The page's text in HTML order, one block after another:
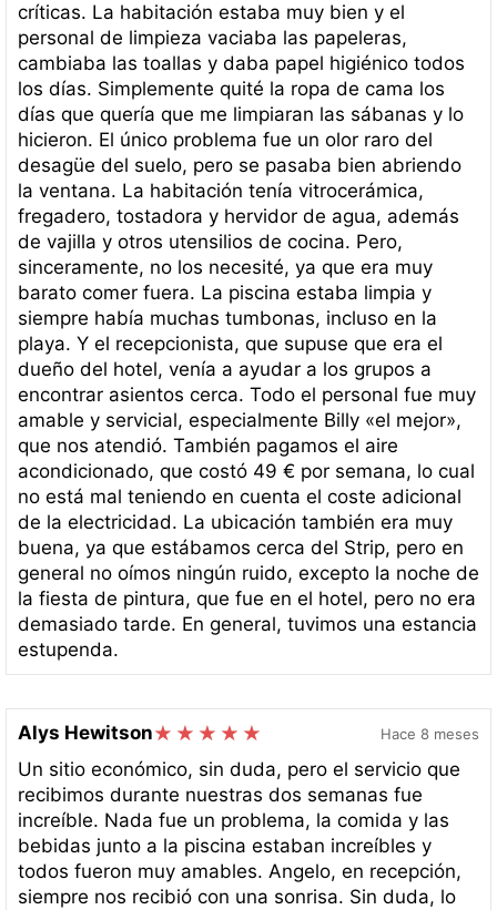
críticas. La habitación estaba muy bien y el
personal de limpieza vaciaba las papeleras,
cambiaba las toallas y daba papel higiénico todos
los días. Simplemente quité la ropa de cama los
días que quería que me limpiaran las sábanas y lo
hicieron. El único problema fue un olor raro del
desagüe del suelo, pero se pasaba bien abriendo
la ventana. La habitación tenía vitrocerámica,
fregadero, tostadora y hervidor de agua, además
de vajilla y otros utensilios de cocina. Pero,
sinceramente, no los necesité, ya que era muy
barato comer fuera. La piscina estaba limpia y
siempre había muchas tumbonas, incluso en la
playa. Y el recepcionista, que supuse que era el
dueño del hotel, venía a ayudar a los grupos a
encontrar asientos cerca. Todo el personal fue muy
amable y servicial, especialmente Billy «el mejor»,
que nos atendió. También pagamos el aire
acondicionado, que costó 49 € por semana, lo cual
no está mal teniendo en cuenta el coste adicional
de la electricidad. La ubicación también era muy
buena, ya que estábamos cerca del Strip, pero en
general no oímos ningún ruido, excepto la noche de
la fiesta de pintura, que fue en el hotel, pero no era
demasiado tarde. En general, tuvimos una estancia
estupenda.
Alys Hewitson Hace 8 meses
Un sitio económico, sin duda, pero el servicio que
recibimos durante nuestras dos semanas fue
increíble. Nada fue un problema, la comida y las
bebidas junto a la piscina estaban increíbles y
todos fueron muy amables. Angelo, en recepción,
siempre nos recibió con una sonrisa. Sin duda, lo